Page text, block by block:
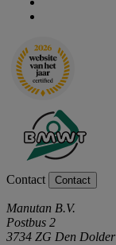
Contact Contact
Manutan B.V.
Postbus 2
3734 ZG Den Dolder